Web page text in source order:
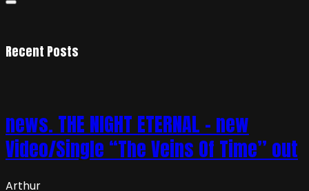
Recent Posts
news. THE NIGHT ETERNAL – new
Video/Single “The Veins Of Time” out
Arthur